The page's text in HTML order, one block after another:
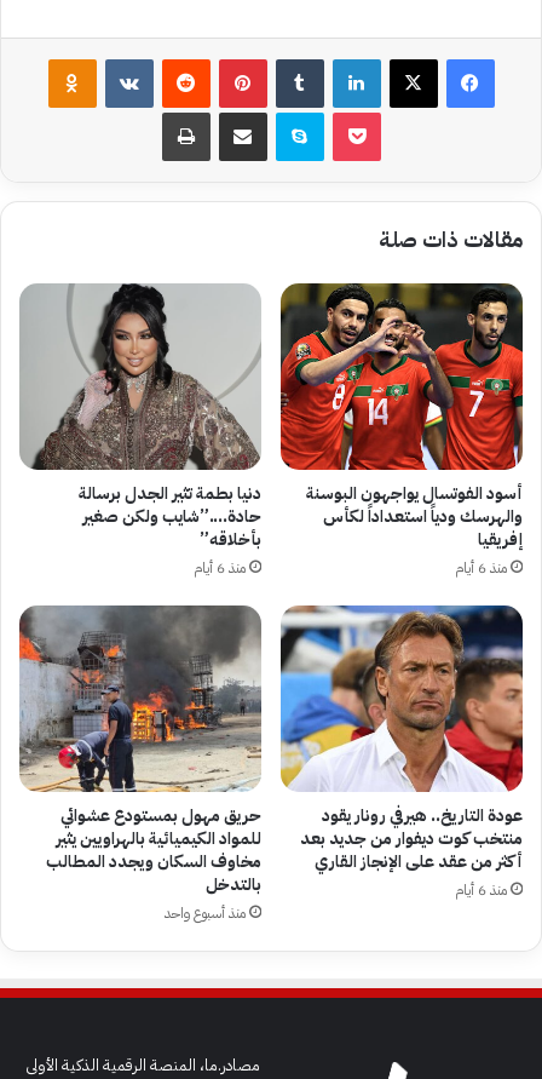
فيسبوك‫X لينكدإن ‏Tumblr بينتيريست
‏Reddit
‏VKontakte
‫Pocket سكايب مشاركة عبر البريد طباعة
مقالات ذات صلة
أسود الفوتسال يواجهون البوسنة
والهرسك ودياً استعداداً لكأس
إفريقيا
منذ 6 أيام
دنيا بطمة تثير الجدل برسالة
حادة….”شايب ولكن صغير
بأخلاقه”
منذ 6 أيام
عودة التاريخ.. هيرفي رونار يقود
منتخب كوت ديفوار من جديد بعد
أكثر من عقد على الإنجاز القاري
منذ 6 أيام
حريق مهول بمستودع عشوائي
للمواد الكيميائية بالهراويين يثير
مخاوف السكان ويجدد المطالب
بالتدخل
منذ أسبوع واحد
مصادر.ما، المنصة الرقمية الذكية الأولى